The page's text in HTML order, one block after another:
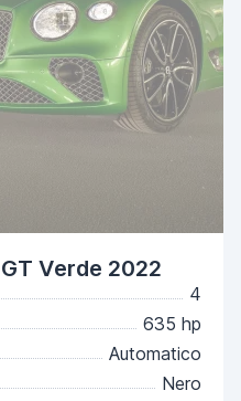
Verde 2022
4
635 hp
Automatico
Nero